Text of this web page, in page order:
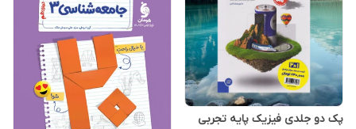
پک دو جلدی فیزیک پایه تجربی